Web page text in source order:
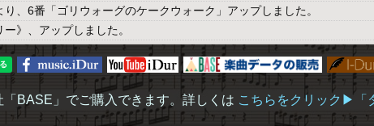
、6番「ゴリウォーグのケークウォーク」アップしました。
》、アップしました。
BASE」でご購入できます。詳しくは こちらをクリック▶︎「